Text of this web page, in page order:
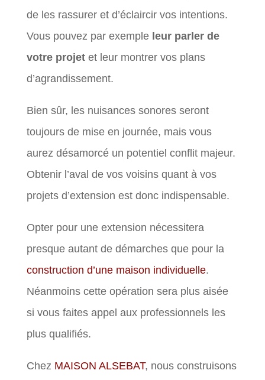
de les rassurer et d’éclaircir vos intentions.
Vous pouvez par exemple leur parler de
votre projetet leur montrer vos plans
d’agrandissement.
Bien sûr, les nuisances sonores seront
toujours de mise en journée, mais vous
aurez désamorcé un potentiel conflit majeur.
Obtenir l’aval de vos voisins quant à vos
projets d’extension est donc indispensable.
Opter pour une extension nécessitera
presque autant de démarches que pour la
construction d’une maison individuelle.
Néanmoins cette opération sera plus aisée
si vous faites appel aux professionnels les
plus qualifiés.
Chez MAISON ALSEBAT, nous construisons